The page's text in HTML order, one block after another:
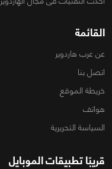
القائمة
عن عرب هاردوير
اتصل بنا
خريطة الموقع
هواتف
السياسة التحريرية
قريبًا تطبيقات الموبايل